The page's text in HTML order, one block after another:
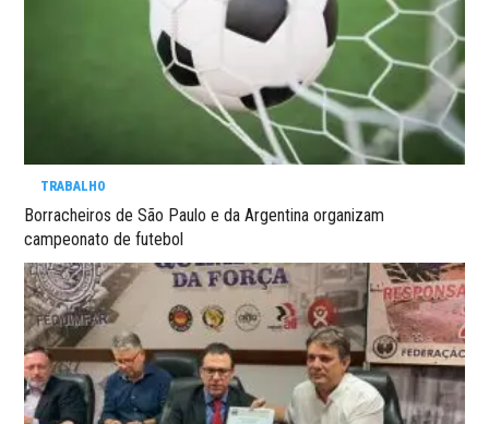
TRABALHO
Borracheiros de São Paulo e da Argentina organizam
campeonato de futebol